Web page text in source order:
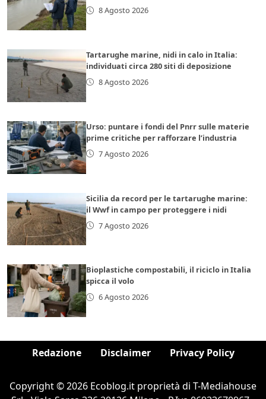
8 Agosto 2026
Tartarughe marine, nidi in calo in Italia:
individuati circa 280 siti di deposizione
8 Agosto 2026
Urso: puntare i fondi del Pnrr sulle materie
prime critiche per rafforzare l’industria
7 Agosto 2026
Sicilia da record per le tartarughe marine:
il Wwf in campo per proteggere i nidi
7 Agosto 2026
Bioplastiche compostabili, il riciclo in Italia
spicca il volo
6 Agosto 2026
Redazione Disclaimer Privacy Policy
Copyright © 2026 Ecoblog.it proprietà di T-Mediahouse